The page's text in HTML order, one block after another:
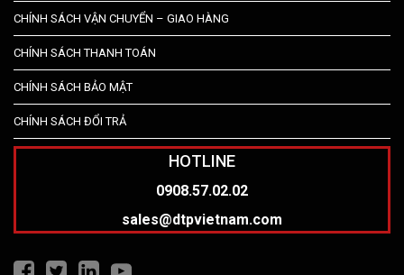
CHÍNH SÁCH VẬN CHUYỂN – GIAO HÀNG
CHÍNH SÁCH THANH TOÁN
CHÍNH SÁCH BẢO MẬT
CHÍNH SÁCH ĐỔI TRẢ
HOTLINE
0908.57.02.02
sales@dtpvietnam.com